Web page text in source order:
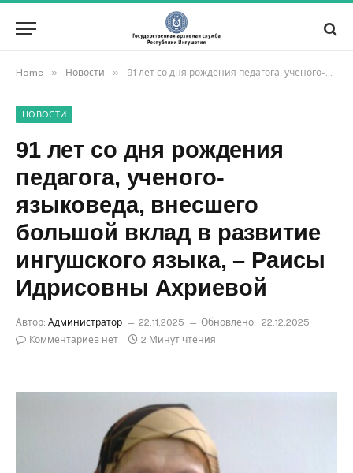
Home » Новости » 91 лет со дня рождения педагога, ученого-языковеда, внесшего большой вклад в развитие ингушского языка, – Раисы Идрисовны Ахриевой
НОВОСТИ
91 лет со дня рождения
педагога, ученого-
языковеда, внесшего
большой вклад в развитие
ингушского языка, – Раисы
Идрисовны Ахриевой
Автор: Администратор 22.11.2025 Обновлено: 22.12.2025
Комментариев нет
2 Минут чтения